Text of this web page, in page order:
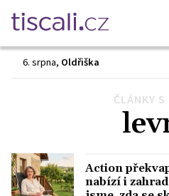
6. srpna, Oldřiška
ČLÁNKY S
Action
nabízí i
… 16